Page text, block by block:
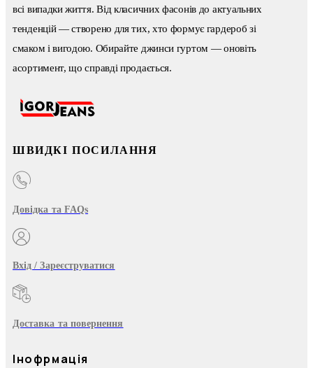
всі випадки життя. Від класичних фасонів до актуальних
тенденцій — створено для тих, хто формує гардероб зі
смаком і вигодою. Обирайте джинси гуртом — оновіть
асортимент, що справді продається.
ШВИДКІ ПОСИЛАННЯ
Довідка та FAQs
Вхід / Зареєструватися
Доставка та повернення
Інофрмація